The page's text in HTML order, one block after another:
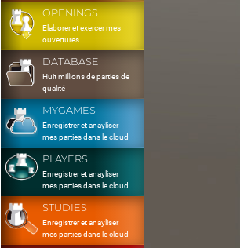
OPENINGS
Elaborer et exercer mes
ouvertures
DATABASE
Huit millions de parties de
qualité
MYGAMES
Enregistrer et anayliser
mes parties dans le cloud
PLAYERS
Enregistrer et anayliser
mes parties dans le cloud
STUDIES
Enregistrer et anayliser
mes parties dans le cloud